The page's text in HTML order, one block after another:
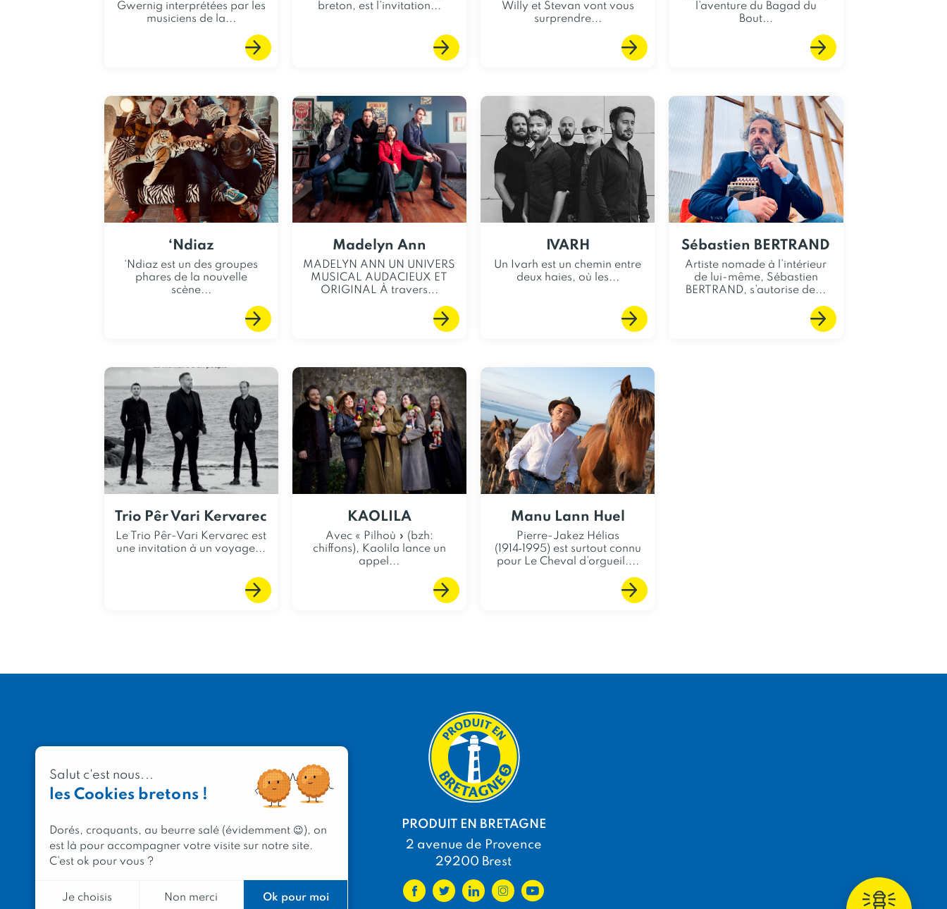
Gwernig interprétées par les
musiciens de la...
breton, est l’invitation...
Willy et Stevan vont vous
surprendre...
l’aventure du Bagad du
Bout...
‘Ndiaz
‘Ndiaz est un des groupes
phares de la nouvelle
scène...
Madelyn Ann
MADELYN ANN UN UNIVERS
MUSICAL AUDACIEUX ET
ORIGINAL À travers...
IVARH
Un Ivarh est un chemin entre
deux haies, où les...
Sébastien BERTRAND
Artiste nomade à l’intérieur
de lui-même, Sébastien
BERTRAND, s’autorise de...
Trio Pêr Vari Kervarec
Le Trio Pêr-Vari Kervarec est
une invitation à un voyage...
KAOLILA
Avec « Pilhoù » (bzh:
chiffons), Kaolila lance un
appel...
Manu Lann Huel
Pierre-Jakez Hélias
(1914‑1995) est surtout connu
pour Le Cheval d’orgueil....
PRODUIT EN BRETAGNE
2 avenue de Provence
29200 Brest
Salut c'est nous...
les Cookies bretons !
Dorés, croquants, au beurre salé (évidemment 😉), on
est là pour accompagner votre visite sur notre site.
C’est ok pour vous ?
Je choisis Non merci Ok pour moi